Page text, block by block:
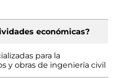
económicas?
para la
y obras de ingeniería civil